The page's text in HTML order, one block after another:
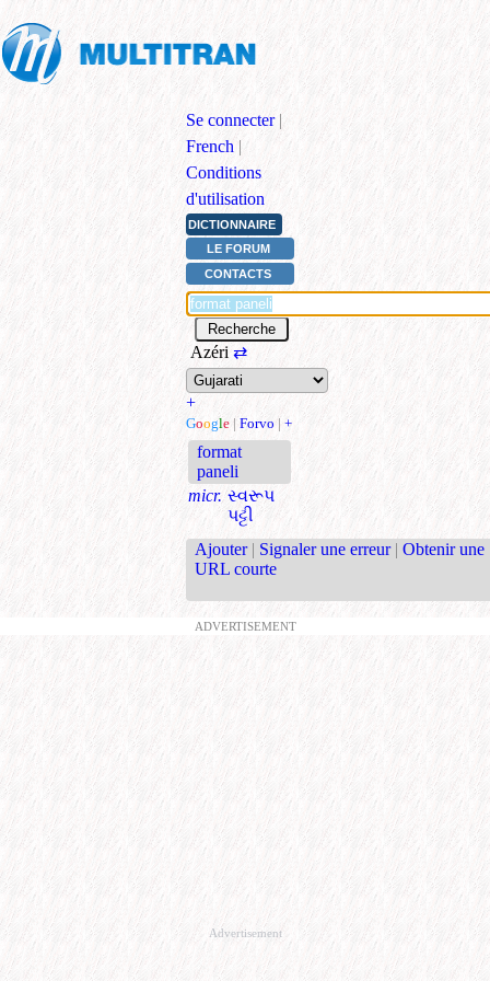
Se connecter |
French |
Conditions
d'utilisation
DICTIONNAIRE
LE FORUM
CONTACTS
Azéri ⇄
+
Google | Forvo | +
format
paneli
micr. સ્વરૂપ
પટ્ટી
Ajouter | Signaler une erreur | Obtenir une
URL courte
ADVERTISEMENT
Advertisement